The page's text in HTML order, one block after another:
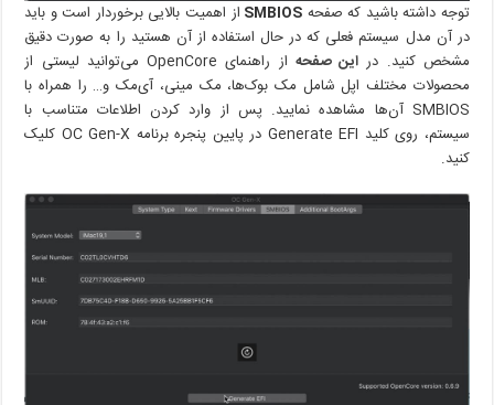
توجه داشته باشید که صفحه SMBIOS از اهمیت بالایی برخوردار است و باید
در آن مدل سیستم فعلی که در حال استفاده از آن هستید را به صورت دقیق
مشخص کنید. در این صفحه
از راهنمای OpenCore می‌توانید لیستی از
محصولات مختلف اپل شامل مک بوک‌ها، مک مینی‌، آی‌مک و… را همراه با
SMBIOS آن‌ها مشاهده نمایید. پس از وارد کردن اطلاعات متناسب با
سیستم، روی کلید Generate EFI در پایین پنجره برنامه OC Gen-X کلیک
کنید.